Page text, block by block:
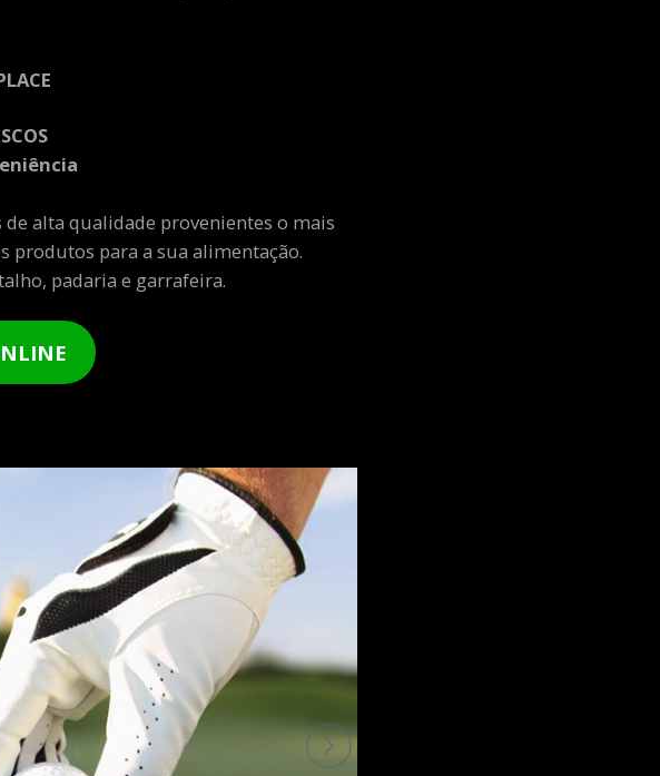
alta qualidade provenientes o mais
para a sua alimentação.
padaria e garrafeira.